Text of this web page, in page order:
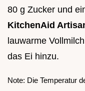
80 g Zucker und
KitchenAid
lauwarme
das Ei hinzu.
Note: Die Temperatur